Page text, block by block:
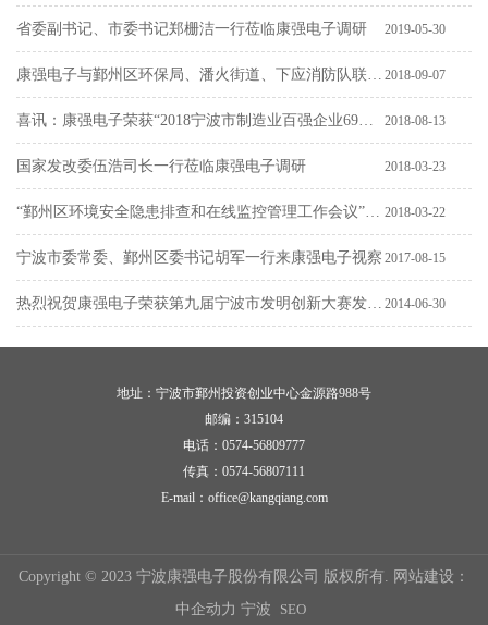
省委副书记、市委书记郑栅洁一行莅临康强电子调研 2019-05-30
康强电子与鄞州区环保局、潘火街道、下应消防队联合
2018-09-07
喜讯：康强电子荣获“2018宁波市制造业百强企业69
2018-08-13
国家发改委伍浩司长一行莅临康强电子调研 2018-03-23
“鄞州区环境安全隐患排查和在线监控管理工作会议”在
2018-03-22
宁波市委常委、鄞州区委书记胡军一行来康强电子视察 2017-08-15
热烈祝贺康强电子荣获第九届宁波市发明创新大赛发明
2014-06-30
地址：宁波市鄞州投资创业中心金源路988号
邮编：315104
电话： 0574-56809777
传真： 0574-56807111
E-mail： office@kangqiang.com
Copyright © 2023 宁波康强电子股份有限公司 版权所有. 网站建设：
中企动力 宁波 SEO